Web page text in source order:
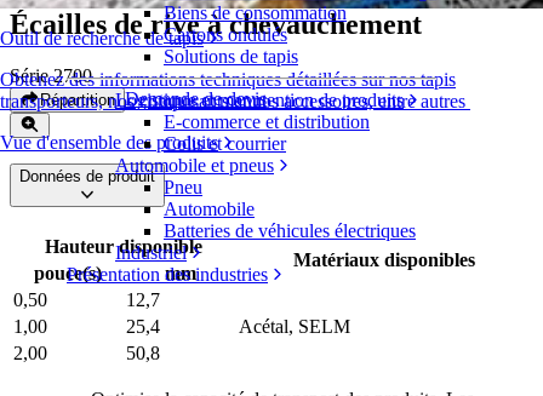
Outil de recherche de tapis
Obtenez des informations techniques détaillées sur nos tapis
transporteurs, nos composants et nos accessoires, entre autres
Vue d'ensemble des produits
Biens de consommation
Cartons ondulés
Solutions de tapis
Logistique et manutention de produits
E-commerce et distribution
Colis et courrier
Automobile et pneus
Pneu
Automobile
Batteries de véhicules électriques
Industriel
Présentation des industries
Écailles de rive à chevauchement
Série 2700
Répartition Demande de devis
Données de produit
Hauteur disponible
Matériaux disponibles
pouce(s)
mm
0,50
12,7
Acétal, SELM
1,00
25,4
2,00
50,8